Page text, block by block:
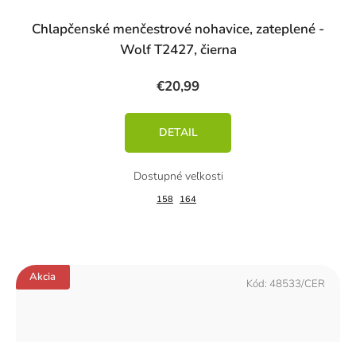
Chlapčenské menčestrové nohavice, zateplené -
Wolf T2427, čierna
€20,99
DETAIL
158 164
Akcia Kód: 48533/CER